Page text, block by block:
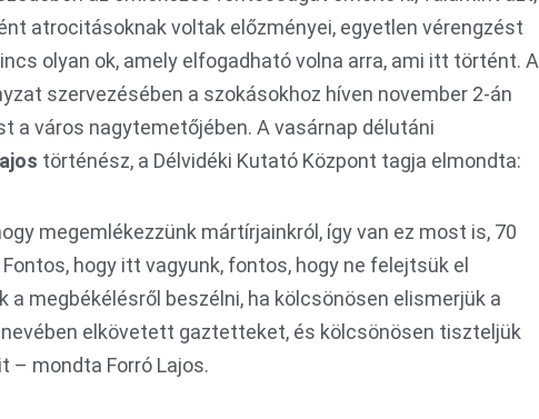
atrocitásoknak voltak előzményei, egyetlen vérengzést
olyan ok, amely elfogadható volna arra, ami itt történt. A
szervezésében a szokásokhoz híven november 2-án
a város nagytemetőjében. A vasárnap délutáni
történész, a Délvidéki Kutató Központ tagja elmondta:
megemlékezzünk mártírjainkról, így van ez most is, 70
hogy itt vagyunk, fontos, hogy ne felejtsük el
a megbékélésről beszélni, ha kölcsönösen elismerjük a
elkövetett gaztetteket, és kölcsönösen tiszteljük
– mondta Forró Lajos.